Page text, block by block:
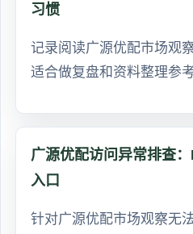
习惯
记录阅读广源优配市场观
适合做复盘和资料整理参考
广源优配访问异常排查
入口
针对广源优配市场观察无